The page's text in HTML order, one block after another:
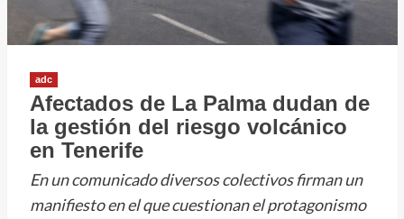
apuesta
por
cuestionadas
hasta
por
la
UE
adc
Afectados de La Palma dudan de
la gestión del riesgo volcánico
en Tenerife
En un comunicado diversos colectivos firman un
manifiesto en el que cuestionan el protagonismo